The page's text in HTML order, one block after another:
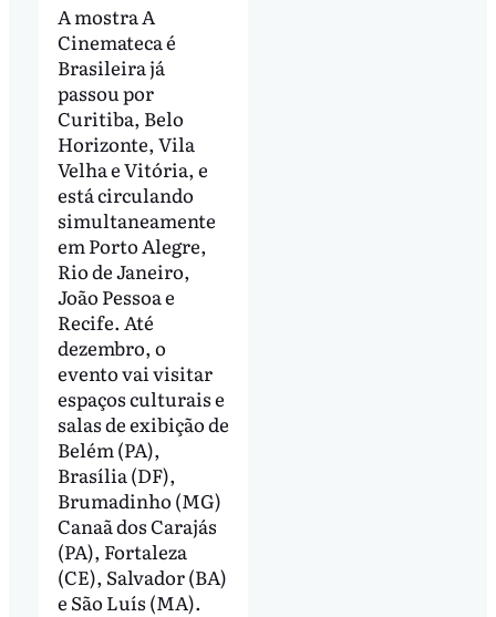
A mostra A
Cinemateca é
Brasileira já
passou por
Curitiba, Belo
Horizonte, Vila
Velha e Vitória, e
está circulando
simultaneamente
em Porto Alegre,
Rio de Janeiro,
João Pessoa e
Recife. Até
dezembro, o
evento vai visitar
espaços culturais e
salas de exibição de
Belém (PA),
Brasília (DF),
Brumadinho (MG)
Canaã dos Carajás
(PA), Fortaleza
(CE), Salvador (BA)
e São Luís (MA).